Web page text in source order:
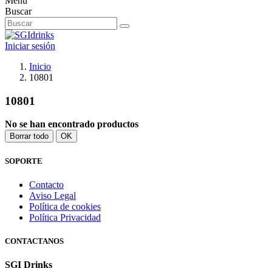
Buscar
Iniciar sesión
Inicio
10801
10801
No se han encontrado productos
Borrar todo OK
SOPORTE
Contacto
Aviso Legal
Política de cookies
Política Privacidad
CONTACTANOS
SGI Drinks